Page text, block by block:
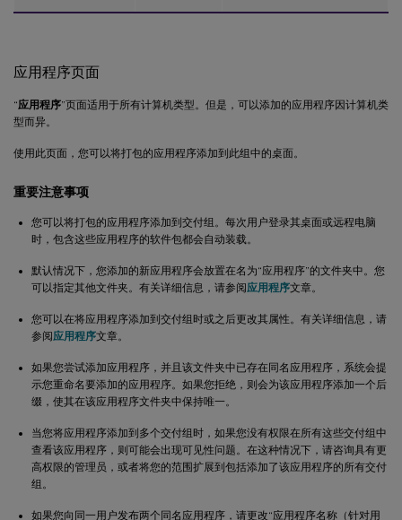
应用程序页面
“应用程序”页面适用于所有计算机类型。但是，可以添加的应用程序因计算机类
型而异。
使用此页面，您可以将打包的应用程序添加到此组中的桌面。
重要注意事项
您可以将打包的应用程序添加到交付组。每次用户登录其桌面或远程电脑
时，包含这些应用程序的软件包都会自动装载。
默认情况下，您添加的新应用程序会放置在名为“应用程序”的文件夹中。您
可以指定其他文件夹。有关详细信息，请参阅应用程序文章。
您可以在将应用程序添加到交付组时或之后更改其属性。有关详细信息，请
参阅应用程序文章。
如果您尝试添加应用程序，并且该文件夹中已存在同名应用程序，系统会提
示您重命名要添加的应用程序。如果您拒绝，则会为该应用程序添加一个后
缀，使其在该应用程序文件夹中保持唯一。
当您将应用程序添加到多个交付组时，如果您没有权限在所有这些交付组中
查看该应用程序，则可能会出现可见性问题。在这种情况下，请咨询具有更
高权限的管理员，或者将您的范围扩展到包括添加了该应用程序的所有交付
组。
如果您向同一用户发布两个同名应用程序，请更改“应用程序名称（针对用